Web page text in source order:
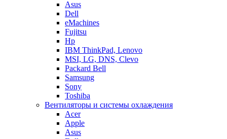
Asus
Dell
eMachines
Fujitsu
Hp
IBM ThinkPad, Lenovo
MSI, LG, DNS, Clevo
Packard Bell
Samsung
Sony
Toshiba
Вентиляторы и системы охлаждения
Acer
Apple
Asus